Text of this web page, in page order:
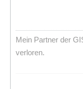
Mein Partner der
verloren.